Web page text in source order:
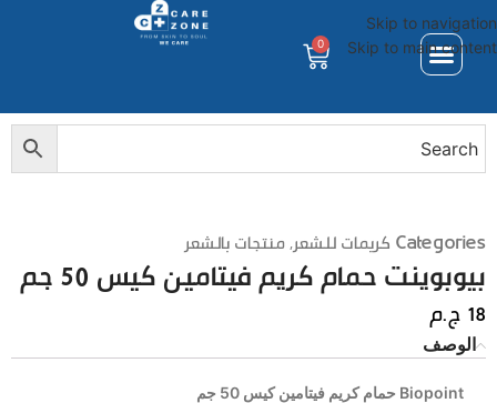
Skip to navigation
Skip to main content
0
Categories كريمات للشعر,منتجات بالشعر
بيوبوينت حمام كريم فيتامين كيس 50 جم
18ج.م
الوصف
Biopoint حمام كريم فيتامين كيس 50 جم